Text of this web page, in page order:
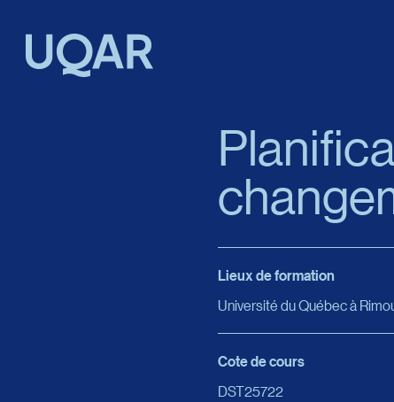
Taille du texte
Réinitialiser les paramètres
Lieux de formation
Université du Québec à
Cote de cours
DST25722